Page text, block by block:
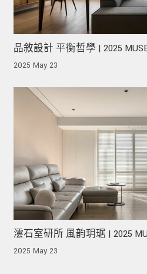
品敘設計 平衡哲學 | 2025
獎！
2025 May 23
澐石室研所 風韵玥琚 | 2025
銀獎！
2025 May 23